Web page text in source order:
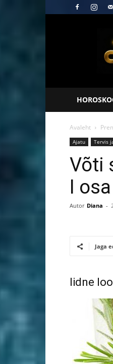
Avaleht
Ajatu Tervis
Võti
I osa
Autor Diana -
Jaga
Iidne